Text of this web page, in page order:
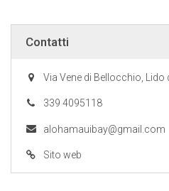
Contatti
Via Vene di Bellocchio, Lido
339 4095118
alohamauibay@gmail.com
Sito web